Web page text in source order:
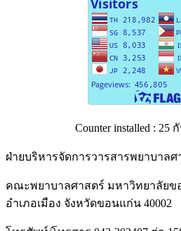
Counter installed : 25
ฝ่ายบริหารจัดการวารสารพยาบาล
คณะพยาบาลศาสตร์ มหาวิทยาลัย
อำเภอเมือง จังหวัดขอนแก่น 40002